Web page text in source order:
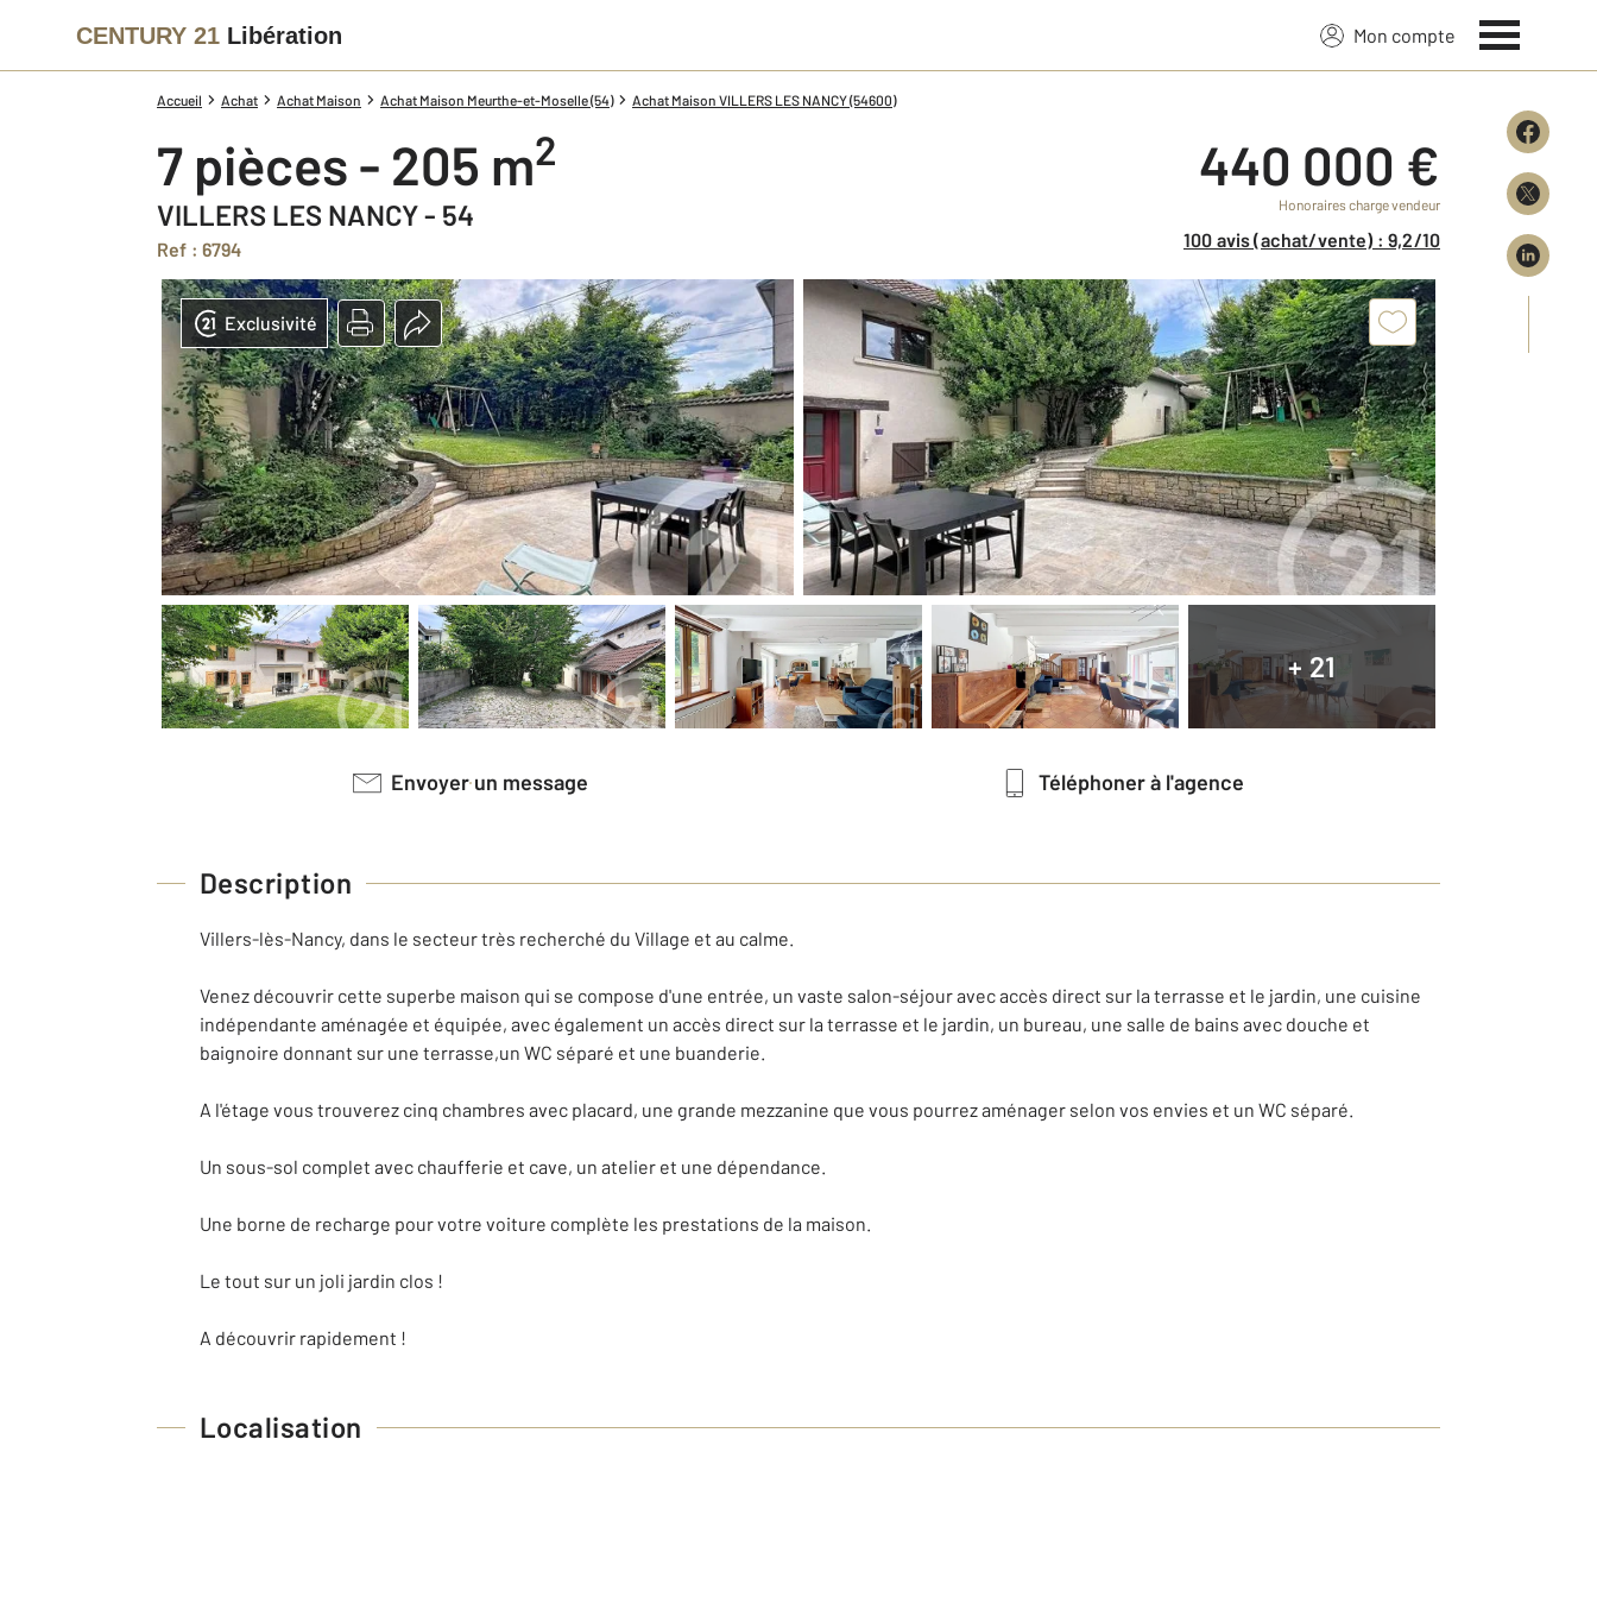
CENTURY 21 Libération Mon compte
Accueil Achat Achat Maison Achat Maison Meurthe-et-Moselle (54) Achat Maison VILLERS LES NANCY (54600)
7 pièces - 205 m2
VILLERS LES NANCY - 54
Ref : 6794
440 000 €
Honoraires charge vendeur
100 avis (achat/vente) : 9,2/10
+ 21
Exclusivité
Envoyer un message Téléphoner à l'agence
Description
Villers-lès-Nancy, dans le secteur très recherché du Village et au calme.
Venez découvrir cette superbe maison qui se compose d'une entrée, un vaste salon-séjour avec accès direct sur la terrasse et le jardin, une cuisine
indépendante aménagée et équipée, avec également un accès direct sur la terrasse et le jardin, un bureau, une salle de bains avec douche et
baignoire donnant sur une terrasse,un WC séparé et une buanderie.
A l'étage vous trouverez cinq chambres avec placard, une grande mezzanine que vous pourrez aménager selon vos envies et un WC séparé.
Un sous-sol complet avec chaufferie et cave, un atelier et une dépendance.
Une borne de recharge pour votre voiture complète les prestations de la maison.
Le tout sur un joli jardin clos !
A découvrir rapidement !
Localisation